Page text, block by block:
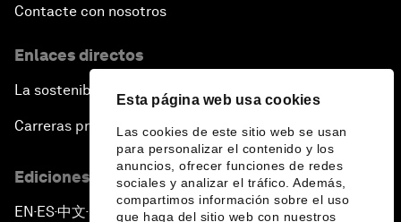
Esta página web usa cookies
Las cookies de este sitio web se usan
para personalizar el contenido y los
anuncios, ofrecer funciones de redes
sociales y analizar el tráfico. Además,
compartimos información sobre el uso
que haga del sitio web con nuestros
Contacte con nosotros
Enlaces directos
La sostenibilidad en el Foro
Carreras profesionales
Ediciones en otros idiomas
EN ▪ES▪中文▪ 日本語